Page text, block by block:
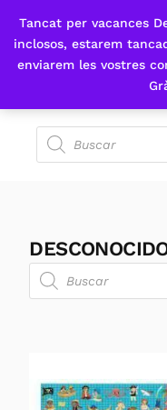
Tancat per vacances
inclosos, estarem
enviarem les vostres
Fes-te'n